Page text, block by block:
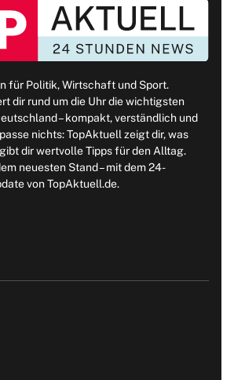
für Politik, Wirtschaft und Sport.
dir rund um die Uhr die wichtigsten
– kompakt, verständlich und
nichts: TopAktuell zeigt dir, was
dir wertvolle Tipps für den Alltag.
neuesten Stand – mit dem 24-
von TopAktuell.de.